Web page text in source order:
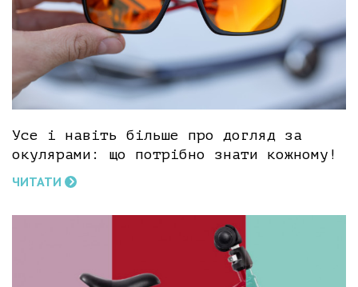
Усе і навіть більше про догляд за
окулярами: що потрібно знати кожному!
ЧИТАТИ